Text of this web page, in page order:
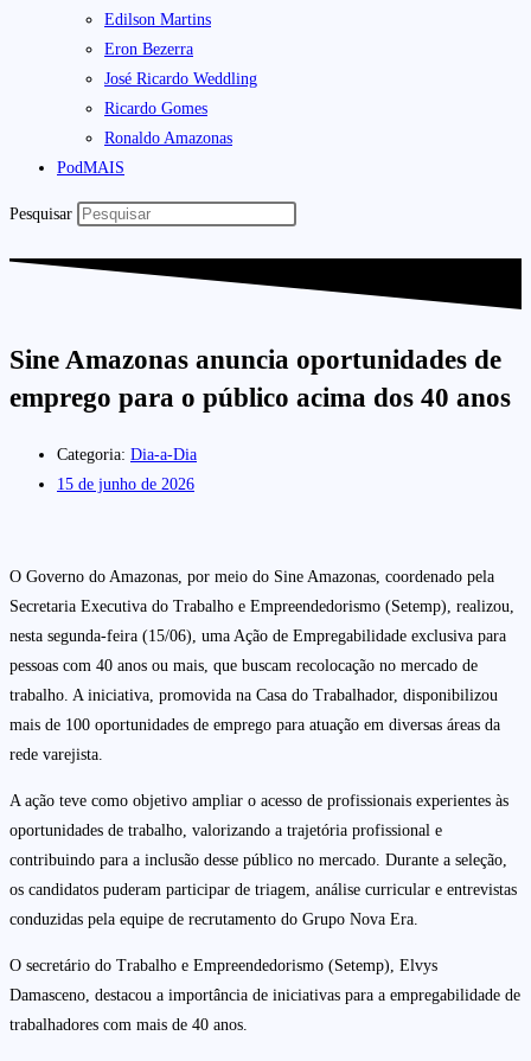
Edilson Martins
Eron Bezerra
José Ricardo Weddling
Ricardo Gomes
Ronaldo Amazonas
PodMAIS
Pesquisar
Sine Amazonas anuncia oportunidades de
emprego para o público acima dos 40 anos
Categoria: Dia-a-Dia
15 de junho de 2026
O Governo do Amazonas, por meio do Sine Amazonas, coordenado pela
Secretaria Executiva do Trabalho e Empreendedorismo (Setemp), realizou,
nesta segunda-feira (15/06), uma Ação de Empregabilidade exclusiva para
pessoas com 40 anos ou mais, que buscam recolocação no mercado de
trabalho. A iniciativa, promovida na Casa do Trabalhador, disponibilizou
mais de 100 oportunidades de emprego para atuação em diversas áreas da
rede varejista.
A ação teve como objetivo ampliar o acesso de profissionais experientes às
oportunidades de trabalho, valorizando a trajetória profissional e
contribuindo para a inclusão desse público no mercado. Durante a seleção,
os candidatos puderam participar de triagem, análise curricular e entrevistas
conduzidas pela equipe de recrutamento do Grupo Nova Era.
O secretário do Trabalho e Empreendedorismo (Setemp), Elvys
Damasceno, destacou a importância de iniciativas para a empregabilidade de
trabalhadores com mais de 40 anos.